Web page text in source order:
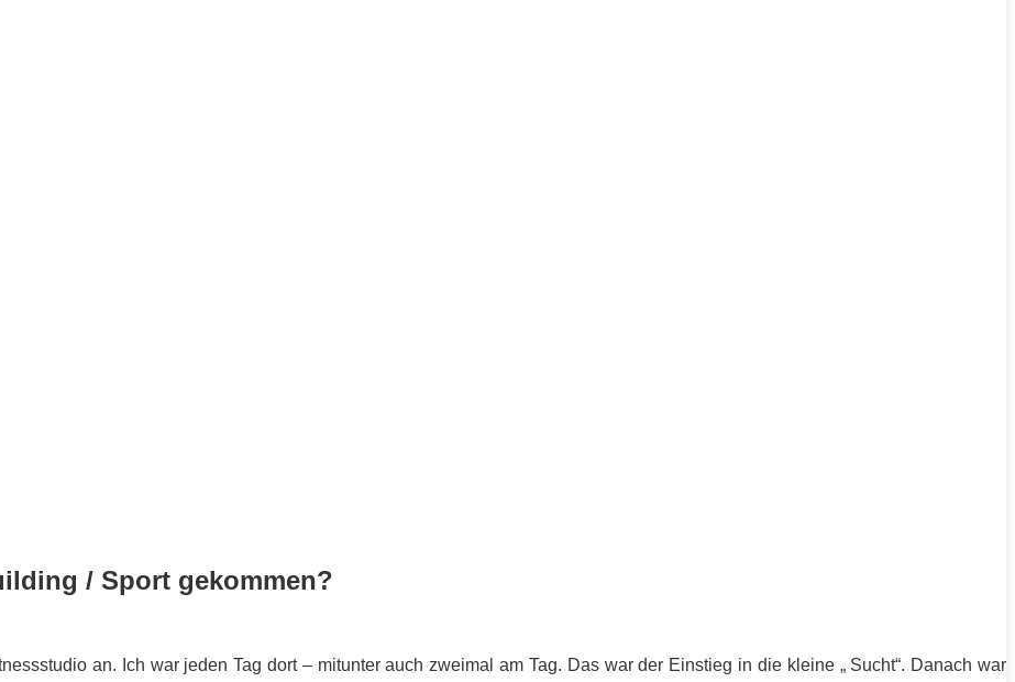
/ Sport gekommen?
an. Ich war jeden Tag dort – mitunter auch zweimal am Tag. Das war der Einstieg in die kleine „ Sucht“. Danach war